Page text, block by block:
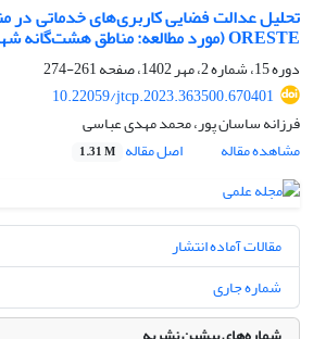
تحلیل عدالت فضایی کاربری‌های خدماتی در
ORESTE (مورد مطالعه: مناطق هشت‌گانه شهر قم)
دوره 15، شماره 2، مهر 1402، صفحه
261-274
10.22059/jtcp.2023.363500.670401
فرزانه ساسان پور، محمد مهدی عباسی
مشاهده مقاله
اصل مقاله 1.31 M
مقالات آماده انتشار
شماره جاری